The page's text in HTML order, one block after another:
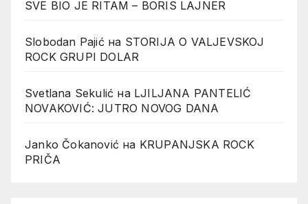
SVE BIO JE RITAM – BORIS LAJNER
Slobodan Pajićна STORIJA O VALJEVSKOJ
ROCK GRUPI DOLAR
Svetlana Sekulić на LJILJANA PANTELIĆ
NOVAKOVIĆ: JUTRO NOVOG DANA
Janko Čokanović на KRUPANJSKA ROCK
PRIČA